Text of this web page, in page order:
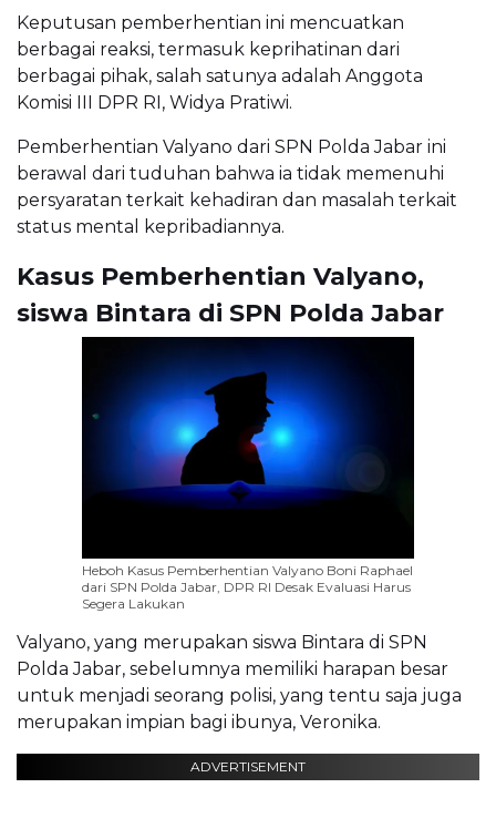
Keputusan pemberhentian ini mencuatkan
berbagai reaksi, termasuk keprihatinan dari
berbagai pihak, salah satunya adalah Anggota
Komisi III DPR RI, Widya Pratiwi.
Pemberhentian Valyano dari SPN Polda Jabar ini
berawal dari tuduhan bahwa ia tidak memenuhi
persyaratan terkait kehadiran dan masalah terkait
status mental kepribadiannya.
Kasus Pemberhentian Valyano,
siswa Bintara di SPN Polda Jabar
Heboh Kasus Pemberhentian Valyano Boni Raphael
dari SPN Polda Jabar, DPR RI Desak Evaluasi Harus
Segera Lakukan
Valyano, yang merupakan siswa Bintara di SPN
Polda Jabar, sebelumnya memiliki harapan besar
untuk menjadi seorang polisi, yang tentu saja juga
merupakan impian bagi ibunya, Veronika.
ADVERTISEMENT